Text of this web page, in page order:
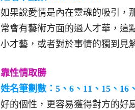
如果說愛情是內在靈魂的吸引，
常會有藝術方面的過人才華，這
小才藝，或者對於事情的獨到見
靠性情取勝
姓名筆劃數：5、6、11、15、16
好的個性，更容易獲得對方的好